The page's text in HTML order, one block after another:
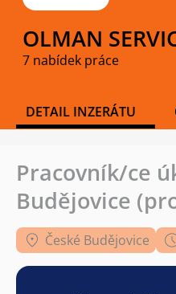
OLMAN
7 nabídek práce
DETAIL INZERÁTU
Pracovník/ce
Budějovice
České Budějovice